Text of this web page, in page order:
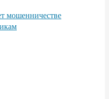
мошенничестве